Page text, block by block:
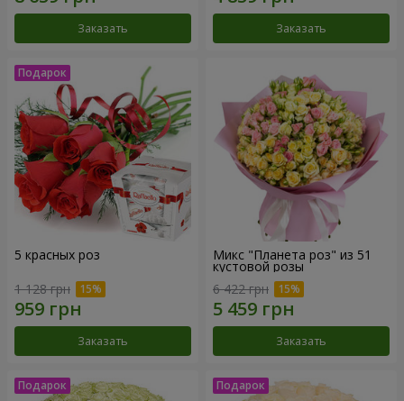
Заказать Заказать
5 красных роз
1 128 грн
Заказать
Микс "Планета роз" из 51
кустовой розы
6 422 грн
Заказать